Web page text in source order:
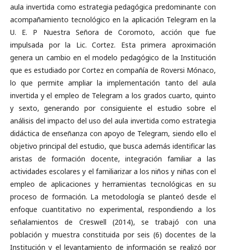
aula invertida como estrategia pedagógica predominante con
acompañamiento tecnológico en la aplicación Telegram en la
U. E. P Nuestra Señora de Coromoto, acción que fue
impulsada por la Lic. Cortez. Esta primera aproximación
genera un cambio en el modelo pedagógico de la Institución
que es estudiado por Cortez en compañía de Roversi Mónaco,
lo que permite ampliar la implementación tanto del aula
invertida y el empleo de Telegram a los grados cuarto, quinto
y sexto, generando por consiguiente el estudio sobre el
análisis del impacto del uso del aula invertida como estrategia
didáctica de enseñanza con apoyo de Telegram, siendo ello el
objetivo principal del estudio, que busca además identificar las
aristas de formación docente, integración familiar a las
actividades escolares y el familiarizar a los niños y niñas con el
empleo de aplicaciones y herramientas tecnológicas en su
proceso de formación. La metodología se planteó desde el
enfoque cuantitativo no experimental, respondiendo a los
señalamientos de Creswell (2014), se trabajó con una
población y muestra constituida por seis (6) docentes de la
Institución y el levantamiento de información se realizó por